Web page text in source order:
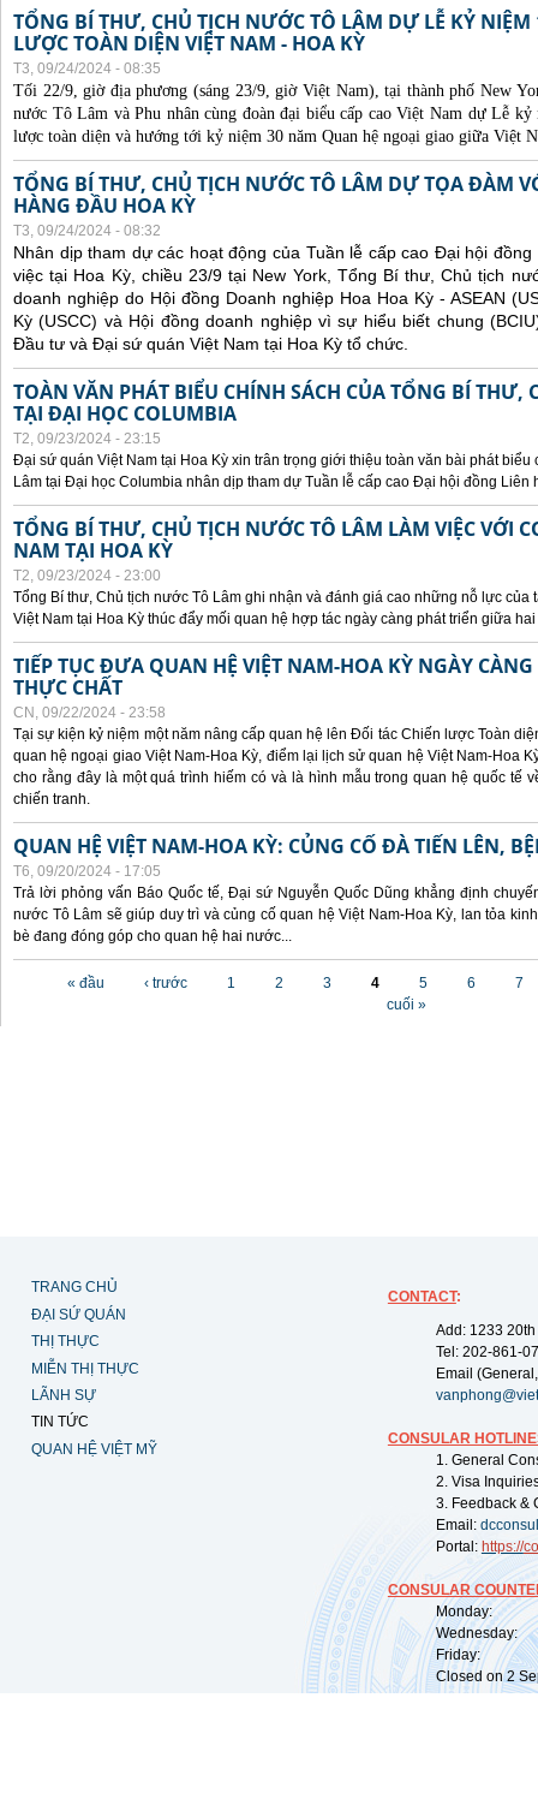
TỔNG BÍ THƯ, CHỦ TỊCH NƯỚC TÔ LÂM DỰ LỄ KỶ
LƯỢC TOÀN DIỆN VIỆT NAM - HOA KỲ
T3, 09/24/2024 - 08:35
Tối 22/9, giờ địa phương (sáng 23/9, giờ Việt Nam), tại thành phố New
nước Tô Lâm và Phu nhân cùng đoàn đại biểu cấp cao Việt Nam dự Lễ
lược toàn diện và hướng tới kỷ niệm 30 năm Quan hệ ngoại giao giữa Việt
TỔNG BÍ THƯ, CHỦ TỊCH NƯỚC TÔ LÂM DỰ TỌA ĐÀM
HÀNG ĐẦU HOA KỲ
T3, 09/24/2024 - 08:32
Nhân dịp tham dự các hoạt động của Tuần lễ cấp cao Đại hội
việc tại Hoa Kỳ, chiều 23/9 tại New York, Tổng Bí thư, Chủ tịch
doanh nghiệp do Hội đồng Doanh nghiệp Hoa Hoa Kỳ - ASEAN
Kỳ (USCC) và Hội đồng doanh nghiệp vì sự hiểu biết chung
Đầu tư và Đại sứ quán Việt Nam tại Hoa Kỳ tổ chức.
TOÀN VĂN PHÁT BIỂU CHÍNH SÁCH CỦA TỔNG BÍ THƯ,
TẠI ĐẠI HỌC COLUMBIA
T2, 09/23/2024 - 23:15
Đại sứ quán Việt Nam tại Hoa Kỳ xin trân trọng giới thiệu toàn văn bài phát biểu
Lâm tại Đại học Columbia nhân dịp tham dự Tuần lễ cấp cao Đại hội đồng Liên
TỔNG BÍ THƯ, CHỦ TỊCH NƯỚC TÔ LÂM LÀM VIỆC VỚI
NAM TẠI HOA KỲ
T2, 09/23/2024 - 23:00
Tổng Bí thư, Chủ tịch nước Tô Lâm ghi nhận và đánh giá cao những nỗ lực của
Việt Nam tại Hoa Kỳ thúc đẩy mối quan hệ hợp tác ngày càng phát triển giữa
TIẾP TỤC ĐƯA QUAN HỆ VIỆT NAM-HOA KỲ NGÀY
THỰC CHẤT
CN, 09/22/2024 - 23:58
Tại sự kiện kỷ niệm một năm nâng cấp quan hệ lên Đối tác Chiến lược Toàn
quan hệ ngoại giao Việt Nam-Hoa Kỳ, điểm lại lịch sử quan hệ Việt Nam-Hoa
cho rằng đây là một quá trình hiếm có và là hình mẫu trong quan hệ quốc tế
chiến tranh.
QUAN HỆ VIỆT NAM-HOA KỲ: CỦNG CỐ ĐÀ TIẾN LÊN,
T6, 09/20/2024 - 17:05
Trả lời phỏng vấn Báo Quốc tế, Đại sứ Nguyễn Quốc Dũng khẳng định
nước Tô Lâm sẽ giúp duy trì và củng cố quan hệ Việt Nam-Hoa Kỳ, lan tỏa
bè đang đóng góp cho quan hệ hai nước...
« đầu ‹ trước 1 2 3 4 5 6
7
cuối »
TRANG CHỦ
ĐẠI SỨ QUÁN
THỊ THỰC
MIỄN THỊ THỰC
LÃNH SỰ
TIN TỨC
QUAN HỆ VIỆT MỸ
CONTACT:
Add: 1233
Tel: 202-861-
Email
CONSULAR
1. General
2. Visa
3. Feedback &
Email:
Portal: https://
CONSULAR
Monday:
Wednesday:
Friday:
Closed on 2